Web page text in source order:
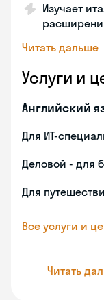
Изучает
Читать дальше
Услуги и
Английский
Для ИТ-
Деловой - для
Для
Все услуги и
Читать